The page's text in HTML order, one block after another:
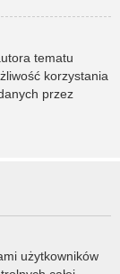
tematu
korzystania
przez
użytkowników